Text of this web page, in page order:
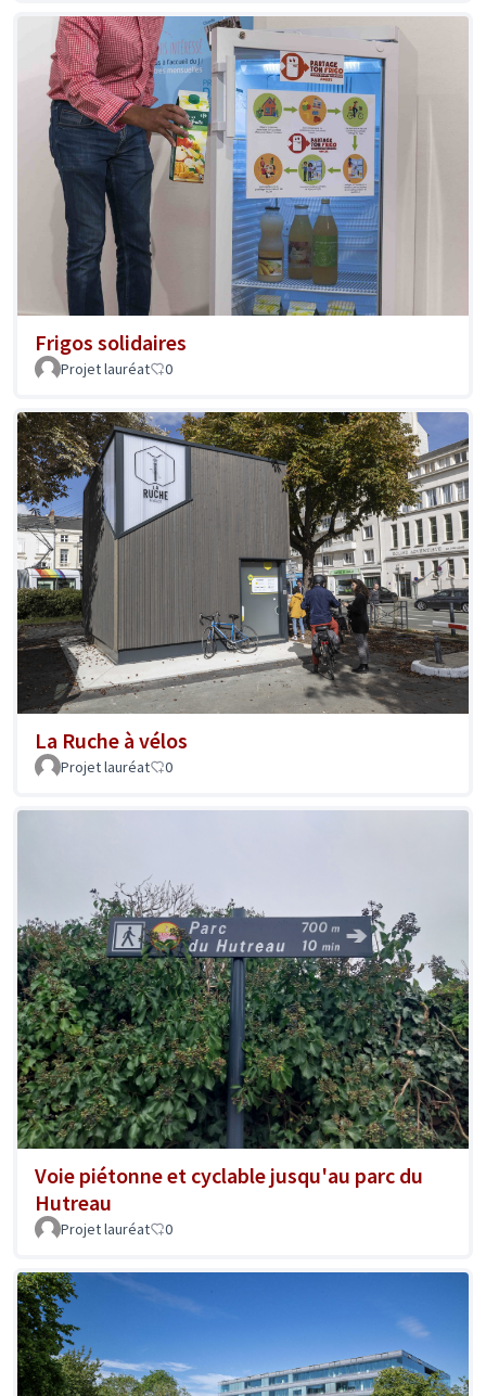
Frigos solidaires
Projet lauréat 0
La Ruche à vélos
Projet lauréat 0
Voie piétonne et cyclable jusqu'au parc du
Hutreau
Projet lauréat 0